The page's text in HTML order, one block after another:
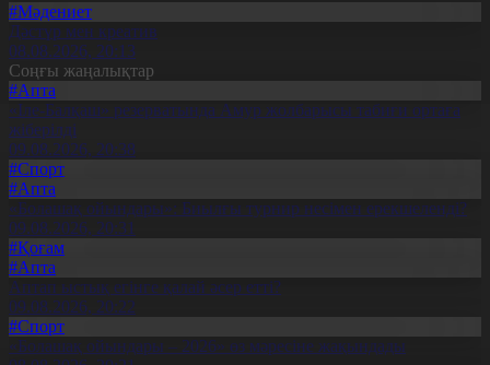
#Мәдениет
Дәстүр мен креатив
08.08.2026, 20:13
Соңғы жаңалықтар
#Апта
«Іле-Балқаш» резерватында Амур жолбарысы табиғи ортаға
жіберілді
09.08.2026, 20:38
#Спорт
#Апта
«Болашақ ойындары»: Биылғы турнир несімен ерекшеленді?
09.08.2026, 20:31
#Қоғам
#Апта
Аптап ыстық егінге қалай әсер етті?
09.08.2026, 20:22
#Спорт
«Болашақ ойындары – 2026» өз мәресіне жақындады